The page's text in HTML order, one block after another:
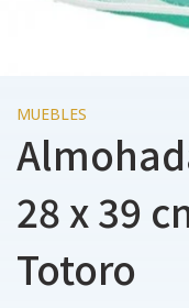
MUEBLES
28 x 39
Totoro